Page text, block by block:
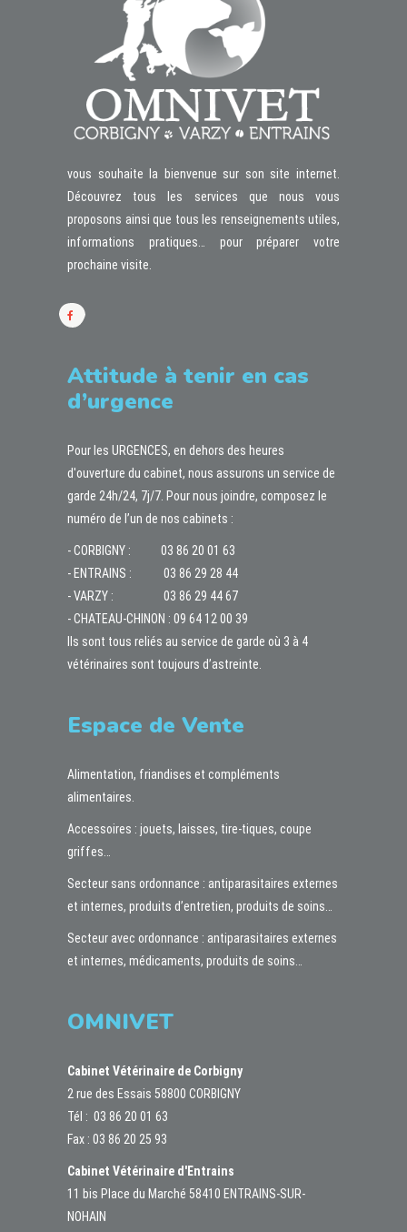
vous souhaite la bienvenue sur son site internet.
Découvrez tous les services que nous vous
proposons ainsi que tous les renseignements utiles,
informations pratiques… pour préparer votre
prochaine visite.
Attitude à tenir en cas
d’urgence
Pour les URGENCES, en dehors des heures
d'ouverture du cabinet, nous assurons un service de
garde 24h/24, 7j/7. Pour nous joindre, composez le
numéro de l’un de nos cabinets :
- CORBIGNY :
03 86 20 01 63
- ENTRAINS :
03 86 29 28 44
- VARZY :
03 86 29 44 67
- CHATEAU-CHINON : 09 64 12 00 39
Ils sont tous reliés au service de garde où 3 à 4
vétérinaires sont toujours d’astreinte.
Espace de Vente
Alimentation, friandises et compléments
alimentaires.
Accessoires : jouets, laisses, tire-tiques, coupe
griffes…
Secteur sans ordonnance : antiparasitaires externes
et internes, produits d’entretien, produits de soins…
Secteur avec ordonnance : antiparasitaires externes
et internes, médicaments, produits de soins…
OMNIVET
Cabinet Vétérinaire de Corbigny
2 rue des Essais 58800 CORBIGNY
Tél : 03 86 20 01 63
Fax : 03 86 20 25 93
Cabinet Vétérinaire d'Entrains
11 bis Place du Marché 58410 ENTRAINS-SUR-
NOHAIN